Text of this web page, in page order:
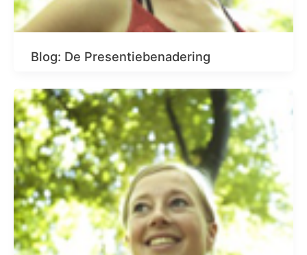
Blog: De Presentiebenadering